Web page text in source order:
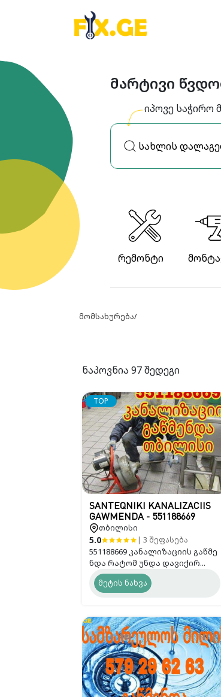
მარტივი
იპოვე საჭირო
რემონტი
მომსახურება/
ნაპოვნია 97შედეგი
TOP
SANTEQNIKI KANALIZACIIS
GAWMENDA - 551188669
თბილისი
5.0 | 3 შეფასება
551188669 კანალიზაციის გაწმე
ნდა რატომ უნდა დავიქირ...
მეტის ნახვა